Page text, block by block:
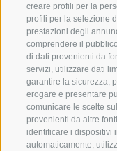
creare profili per la
profili per la selezione
prestazioni degli
comprendere il
di dati provenienti da
servizi, utilizzare dati
garantire la sicurezza,
erogare e presentare
comunicare le scelte
provenienti da altre
identificare i dispositivi
automaticamente,
VAL GIOVO
VAL RACINES
VAL RIDANNA
IMPIANTI DI
SCUOLA DI SCI